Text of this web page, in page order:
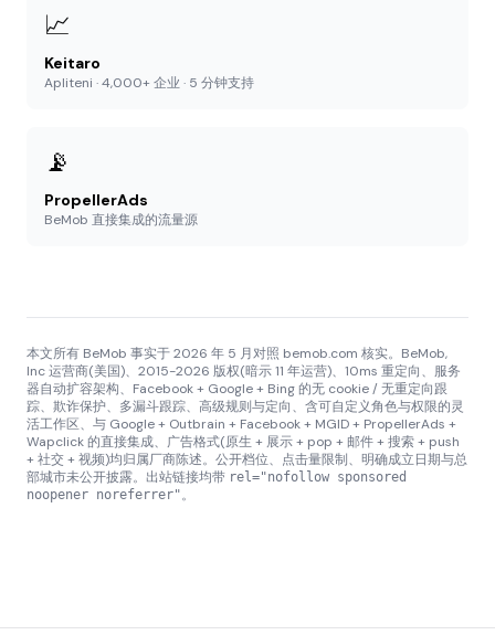
📈
Keitaro
Apliteni · 4,000+ 企业 · 5 分钟支持
📡
PropellerAds
BeMob 直接集成的流量源
本文所有 BeMob 事实于 2026 年 5 月对照 bemob.com 核实。BeMob,
Inc 运营商(美国)、2015-2026 版权(暗示 11 年运营)、10ms 重定向、服务
器自动扩容架构、Facebook + Google + Bing 的无 cookie / 无重定向跟
踪、欺诈保护、多漏斗跟踪、高级规则与定向、含可自定义角色与权限的灵
活工作区、与 Google + Outbrain + Facebook + MGID + PropellerAds +
Wapclick 的直接集成、广告格式(原生 + 展示 + pop + 邮件 + 搜索 + push
+ 社交 + 视频)均归属厂商陈述。公开档位、点击量限制、明确成立日期与总
部城市未公开披露。出站链接均带 rel="nofollow sponsored
noopener noreferrer"。